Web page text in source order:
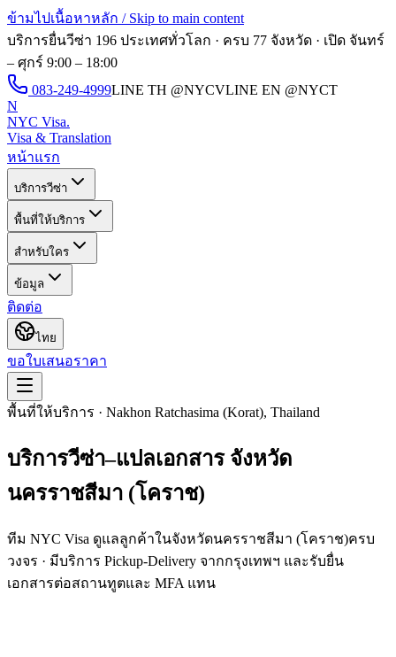
ข้ามไปเนื้อหาหลัก / Skip to main content
บริการยื่นวีซ่า 196 ประเทศทั่วโลก · ครบ 77 จังหวัด · เปิด จันทร์
– ศุกร์ 9:00 – 18:00
083-249-4999LINE TH @NYCVLINE EN @NYCT
N
NYC Visa.
Visa & Translation
หน้าแรก
บริการวีซ่า
พื้นที่ให้บริการ
สำหรับใคร
ข้อมูล
ติดต่อ
ไทย
ขอใบเสนอราคา
พื้นที่ให้บริการ · Nakhon Ratchasima (Korat), Thailand
บริการวีซ่า–แปลเอกสาร จังหวัด
นครราชสีมา (โคราช)
ทีม NYC Visa ดูแลลูกค้าในจังหวัดนครราชสีมา (โคราช)ครบ
วงจร · มีบริการ Pickup-Delivery จากกรุงเทพฯ และรับยื่น
เอกสารต่อสถานทูตและ MFA แทน